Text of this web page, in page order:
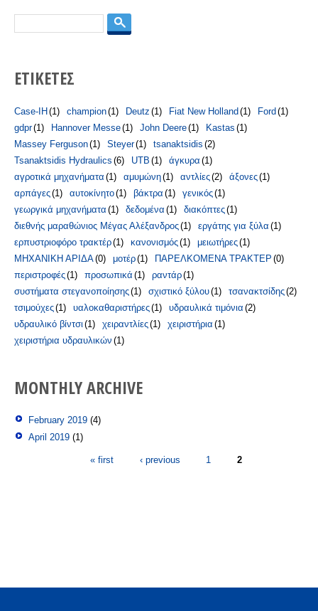
ΕΤΙΚΕΤΕΣ
Case-IH (1) champion(1) Deutz (1) Fiat New Holland (1) Ford (1)
gdpr(1) Hannover Messe(1) John Deere(1) Kastas (1)
Massey Ferguson(1) Steyer(1) tsanaktsidis (2)
Tsanaktsidis Hydraulics (6) UTB (1) άγκυρα (1)
αγροτικά μηχανήματα (1) αμυμώνη(1) αντλίες(2) άξονες(1)
αρπάγες(1) αυτοκίνητο(1) βάκτρα (1) γενικός(1)
γεωργικά μηχανήματα (1) δεδομένα (1) διακόπτες(1)
διεθνής μαραθώνιος Μέγας Αλέξανδρος(1) εργάτης για ξύλα (1)
ερπυστριοφόρο τρακτέρ(1) κανονισμός(1) μειωτήρες(1)
ΜΗΧΑΝΙΚΗ ΑΡΙΔΑ(0) μοτέρ(1) ΠΑΡΕΛΚΟΜΕΝΑ ΤΡΑΚΤΕΡ (0)
περιστροφές(1) προσωπικά (1) ραντάρ(1)
συστήματα στεγανοποίησης(1) σχιστικό ξύλου(1) τσανακτσίδης(2)
τσιμούχες(1) υαλοκαθαριστήρες(1) υδραυλικά τιμόνια (2)
υδραυλικό βίντσι(1) χειραντλίες(1) χειριστήρια (1)
χειριστήρια υδραυλικών (1)
MONTHLY ARCHIVE
February 2019(4)
April 2019(1)
« first ‹ previous 1 2